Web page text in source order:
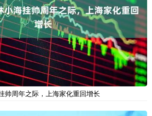
帅周年之际，上海家化重回增长